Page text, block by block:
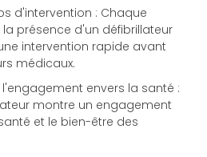
d'intervention : Chaque
présence d'un défibrillateur
intervention rapide avant
médicaux.
envers la santé :
montre un engagement
et le bien-être des